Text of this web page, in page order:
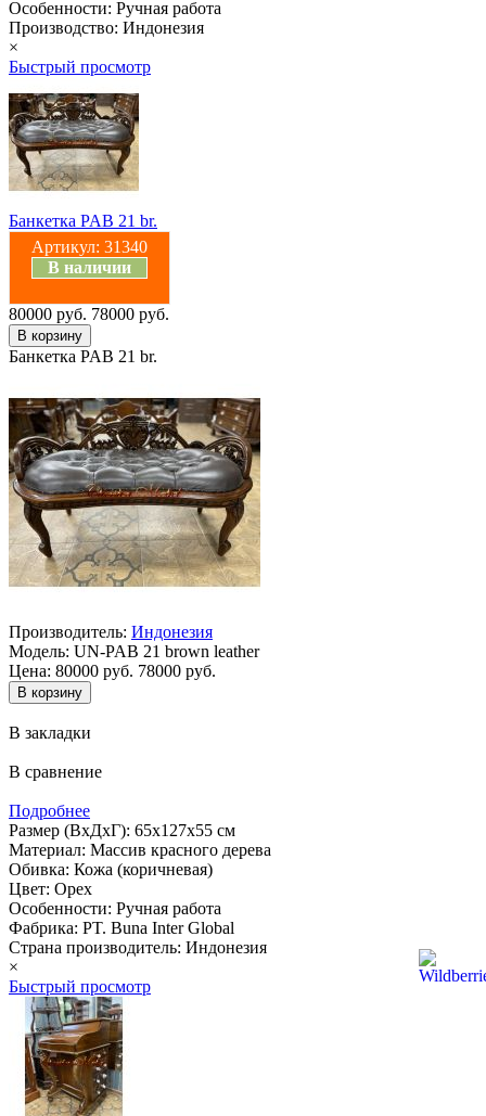
Особенности: Ручная работа
Производство: Индонезия
×
Быстрый просмотр
Банкетка PAB 21 br.
Артикул: 31340
В наличии
80000 руб. 78000 руб.
Банкетка PAB 21 br.
Производитель: Индонезия
Модель: UN-PAB 21 brown leather
Цена: 80000 руб. 78000 руб.
В закладки
В сравнение
Подробнее
Размер (ВхДхГ): 65х127х55 см
Материал: Массив красного дерева
Обивка: Кожа (коричневая)
Цвет: Орех
Особенности: Ручная работа
Фабрика: PT. Buna Inter Global
Страна производитель: Индонезия
×
Быстрый просмотр